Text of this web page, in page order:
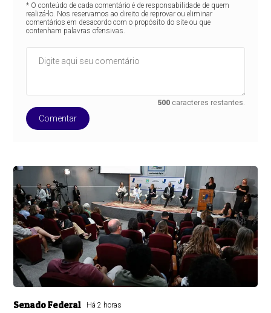
* O conteúdo de cada comentário é de responsabilidade de quem
realizá-lo. Nos reservamos ao direito de reprovar ou eliminar
comentários em desacordo com o propósito do site ou que
contenham palavras ofensivas.
500 caracteres restantes.
Comentar
Senado Federal Há 2 horas